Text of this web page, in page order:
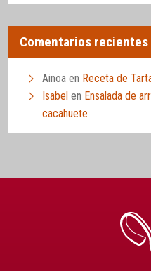
Comentarios recientes
Ainoa en Receta de
Isabel en Ensalada de
cacahuete